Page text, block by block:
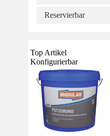
Reservierbar
Top Artikel
Konfigurierbar